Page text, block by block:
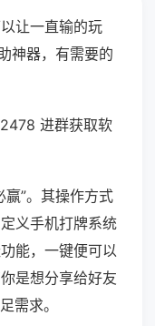
让一直输的玩
神器，有需要的
进群获取软
赢”。其操作方式
义手机打牌系统
能，一键便可以
是想分享给好友
需求。